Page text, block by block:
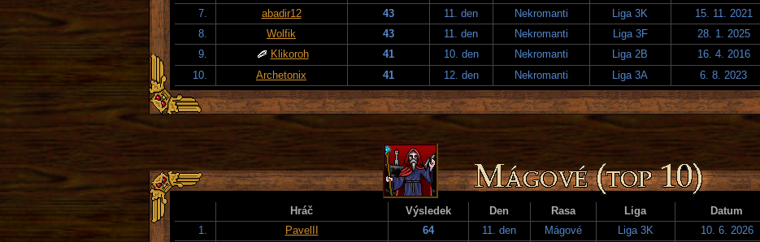
7.
abadir12 43 11. den Nekromanti Liga 3K 15. 11. 2021
8.
Wolfik 43 11. den Nekromanti Liga 3F 28. 1. 2025
9.
Klikoroh 41 10. den Nekromanti Liga 2B 16. 4. 2016
10.
Archetonix 41 12. den Nekromanti Liga 3A 6. 8. 2023
Hráč Výsledek Den Rasa Liga Datum
1.
PavelII 64 11. den Mágové Liga 3K 10. 6. 2026